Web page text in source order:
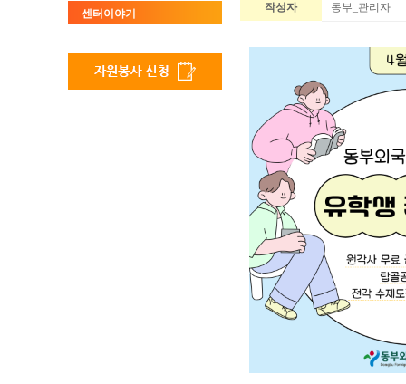
센터이야기 작성자 동부_관리자